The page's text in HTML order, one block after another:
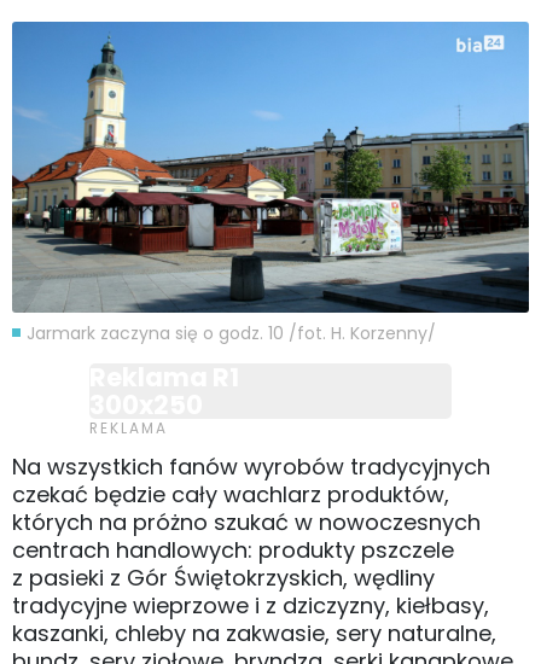
Jarmark zaczyna się o godz. 10 /fot. H. Korzenny/
Na wszystkich fanów wyrobów tradycyjnych
czekać będzie cały wachlarz produktów,
których na próżno szukać w nowoczesnych
centrach handlowych: produkty pszczele
z pasieki z Gór Świętokrzyskich, wędliny
tradycyjne wieprzowe i z dziczyzny, kiełbasy,
kaszanki, chleby na zakwasie, sery naturalne,